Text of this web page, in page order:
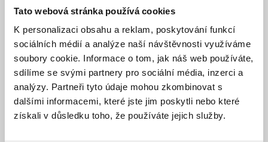
Tato webová stránka používá cookies
K personalizaci obsahu a reklam, poskytování funkcí
sociálních médií a analýze naší návštěvnosti využíváme
soubory cookie. Informace o tom, jak náš web používáte,
sdílíme se svými partnery pro sociální média, inzerci a
analýzy. Partneři tyto údaje mohou zkombinovat s
dalšími informacemi, které jste jim poskytli nebo které
získali v důsledku toho, že používáte jejich služby.
Detail